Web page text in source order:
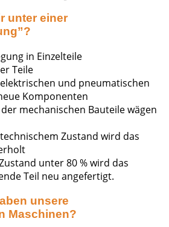
unter einer
in Einzelteile
Teile
und pneumatischen
Komponenten
mechanischen Bauteile wägen
Zustand wird das
unter 80 % wird das
Teil neu angefertigt.
unsere
Maschinen?